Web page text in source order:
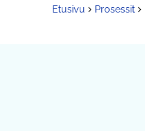
Etusivu Prosessit